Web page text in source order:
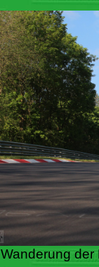
Wanderung der